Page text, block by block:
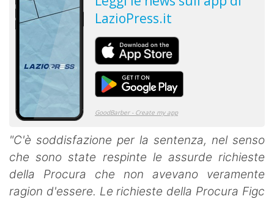
"C'è soddisfazione per la sentenza, nel senso
che sono state respinte le assurde richieste
della Procura che non avevano veramente
ragion d'essere. Le richieste della Procura Figc